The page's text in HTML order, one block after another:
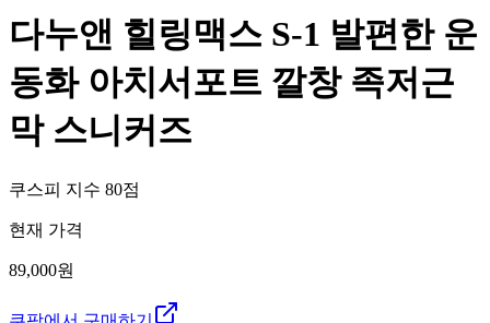
다누앤 힐링맥스 S-1 발편한 운
동화 아치서포트 깔창 족저근
막 스니커즈
쿠스피 지수 80점
현재 가격
89,000원